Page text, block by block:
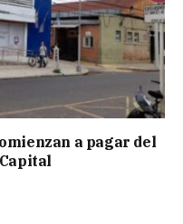
a pagar del